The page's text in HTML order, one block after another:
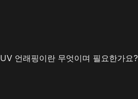
UV 언래핑이란 무엇이며 필요한가요?